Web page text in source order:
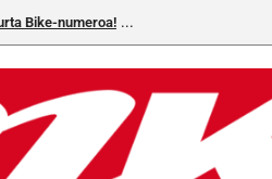
Bike-numeroa!